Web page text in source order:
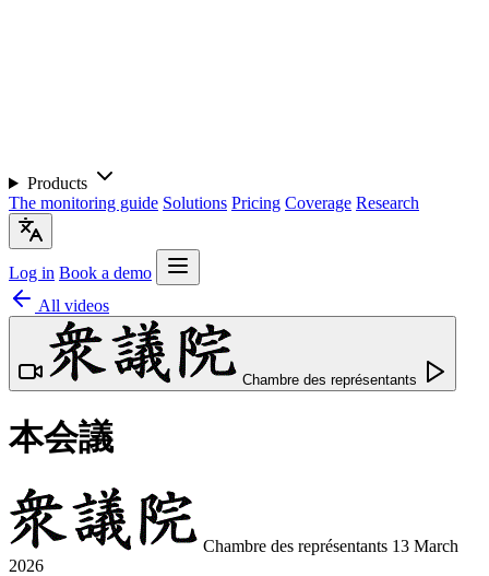
Products
The monitoring guide Solutions Pricing Coverage Research
Log in Book a demo
All videos
Chambre des représentants
本会議
Chambre des représentants 13 March
2026